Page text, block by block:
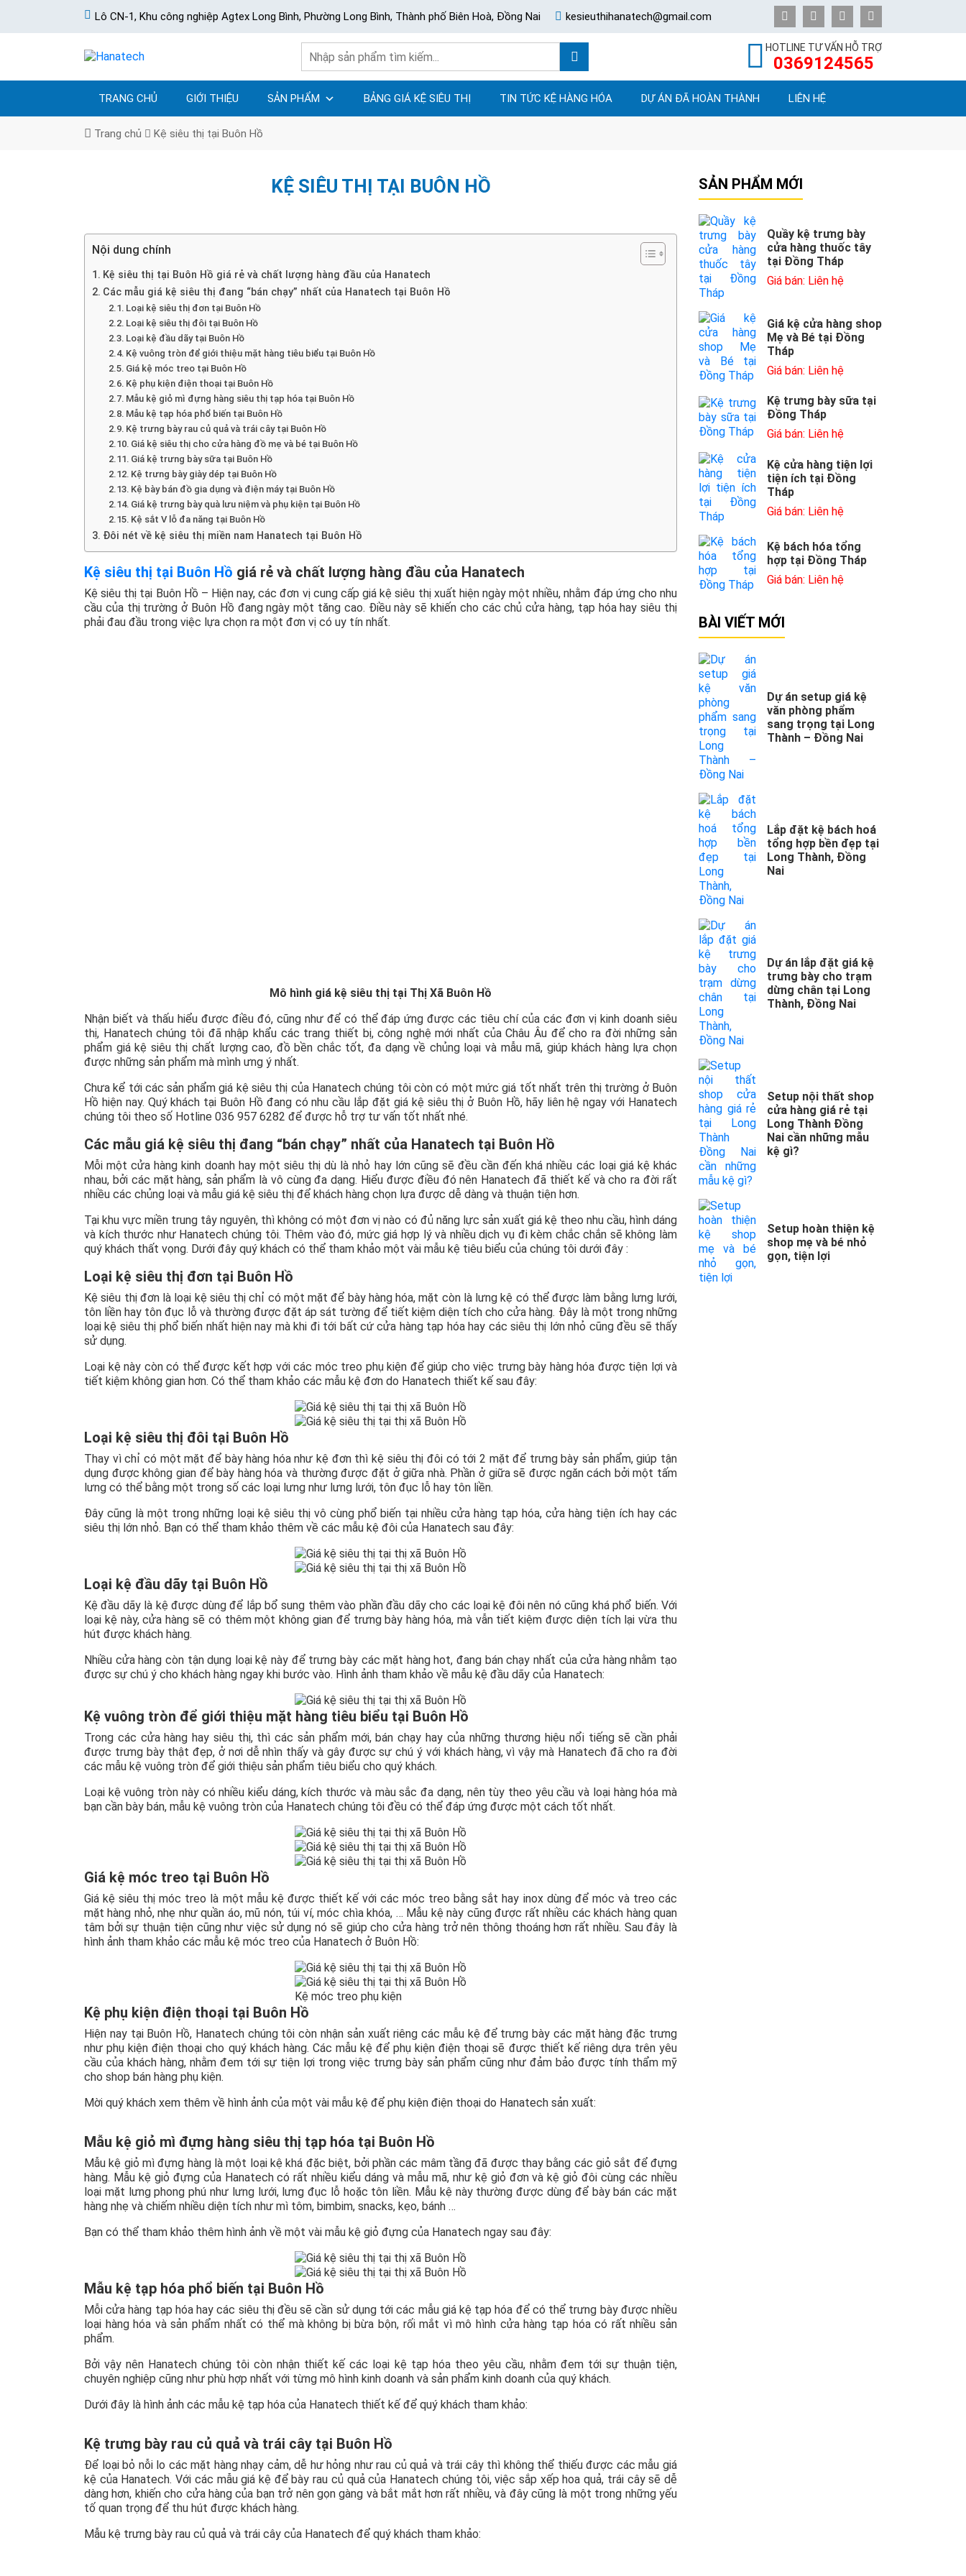
Lô CN-1, Khu công nghiệp Agtex Long Bình, Phường Long Bình, Thành phố Biên Hoà, Đồng Nai kesieuthihanatech@gmail.com
HOTLINE TƯ VẤN HỖ TRỢ
0369124565
TRANG CHỦ GIỚI THIỆU SẢN PHẨM BẢNG GIÁ KỆ SIÊU THỊ TIN TỨC KỆ HÀNG HÓA DỰ ÁN ĐÃ HOÀN THÀNH LIÊN HỆ
Trang chủ Kệ siêu thị tại Buôn Hồ
KỆ SIÊU THỊ TẠI BUÔN HỒ
Nội dung chính
Kệ siêu thị tại Buôn Hồ giá rẻ và chất lượng hàng đầu của Hanatech
Các mẫu giá kệ siêu thị đang “bán chạy” nhất của Hanatech tại Buôn Hồ
Loại kệ siêu thị đơn tại Buôn Hồ
Loại kệ siêu thị đôi tại Buôn Hồ
Loại kệ đầu dãy tại Buôn Hồ
Kệ vuông tròn để giới thiệu mặt hàng tiêu biểu tại Buôn Hồ
Giá kệ móc treo tại Buôn Hồ
Kệ phụ kiện điện thoại tại Buôn Hồ
Mẫu kệ giỏ mì đựng hàng siêu thị tạp hóa tại Buôn Hồ
Mẫu kệ tạp hóa phổ biến tại Buôn Hồ
Kệ trưng bày rau củ quả và trái cây tại Buôn Hồ
Giá kệ siêu thị cho cửa hàng đồ mẹ và bé tại Buôn Hồ
Giá kệ trưng bày sữa tại Buôn Hồ
Kệ trưng bày giày dép tại Buôn Hồ
Kệ bày bán đồ gia dụng và điện máy tại Buôn Hồ
Giá kệ trưng bày quà lưu niệm và phụ kiện tại Buôn Hồ
Kệ sắt V lỗ đa năng tại Buôn Hồ
Đôi nét về kệ siêu thị miền nam Hanatech tại Buôn Hồ
Kệ siêu thị tại Buôn Hồ giá rẻ và chất lượng hàng đầu của Hanatech
Kệ siêu thị tại Buôn Hồ – Hiện nay, các đơn vị cung cấp giá kệ siêu thị xuất hiện ngày một nhiều, nhằm đáp ứng cho nhu
cầu của thị trường ở Buôn Hồ đang ngày một tăng cao. Điều này sẽ khiến cho các chủ cửa hàng, tạp hóa hay siêu thị
phải đau đầu trong việc lựa chọn ra một đơn vị có uy tín nhất.
Mô hình giá kệ siêu thị tại Thị Xã Buôn Hồ
Nhận biết và thấu hiểu được điều đó, cũng như để có thể đáp ứng được các tiêu chí của các đơn vị kinh doanh siêu
thị, Hanatech chúng tôi đã nhập khẩu các trang thiết bị, công nghệ mới nhất của Châu Âu để cho ra đời những sản
phẩm giá kệ siêu thị chất lượng cao, đồ bền chắc tốt, đa dạng về chủng loại và mẫu mã, giúp khách hàng lựa chọn
được những sản phẩm mà mình ưng ý nhất.
Chưa kể tới các sản phẩm giá kệ siêu thị của Hanatech chúng tôi còn có một mức giá tốt nhất trên thị trường ở Buôn
Hồ hiện nay. Quý khách tại Buôn Hồ đang có nhu cầu lắp đặt giá kệ siêu thị ở Buôn Hồ, hãy liên hệ ngay với Hanatech
chúng tôi theo số Hotline 036 957 6282 để được hỗ trợ tư vấn tốt nhất nhé.
Các mẫu giá kệ siêu thị đang “bán chạy” nhất của Hanatech tại Buôn Hồ
Mỗi một cửa hàng kinh doanh hay một siêu thị dù là nhỏ hay lớn cũng sẽ đều cần đến khá nhiều các loại giá kệ khác
nhau, bởi các mặt hàng, sản phẩm là vô cùng đa dạng. Hiểu được điều đó nên Hanatech đã thiết kế và cho ra đời rất
nhiều các chủng loại và mẫu giá kệ siêu thị để khách hàng chọn lựa được dễ dàng và thuận tiện hơn.
Tại khu vực miền trung tây nguyên, thì không có một đơn vị nào có đủ năng lực sản xuất giá kệ theo nhu cầu, hình dáng
và kích thước như Hanatech chúng tôi. Thêm vào đó, mức giá hợp lý và nhiều dịch vụ đi kèm chắc chắn sẽ không làm
quý khách thất vọng. Dưới đây quý khách có thể tham khảo một vài mẫu kệ tiêu biểu của chúng tôi dưới đây :
Loại kệ siêu thị đơn tại Buôn Hồ
Kệ siêu thị đơn là loại kệ siêu thị chỉ có một mặt để bày hàng hóa, mặt còn là lưng kệ có thể được làm bằng lưng lưới,
tôn liền hay tôn đục lỗ và thường được đặt áp sát tường để tiết kiệm diện tích cho cửa hàng. Đây là một trong những
loại kệ siêu thị phổ biến nhất hiện nay mà khi đi tới bất cứ cửa hàng tạp hóa hay các siêu thị lớn nhỏ cũng đều sẽ thấy
sử dụng.
Loại kệ này còn có thể được kết hợp với các móc treo phụ kiện để giúp cho việc trưng bày hàng hóa được tiện lợi và
tiết kiệm không gian hơn. Có thể tham khảo các mẫu kệ đơn do Hanatech thiết kế sau đây:
Loại kệ siêu thị đôi tại Buôn Hồ
Thay vì chỉ có một mặt để bày hàng hóa như kệ đơn thì kệ siêu thị đôi có tới 2 mặt để trưng bày sản phẩm, giúp tận
dụng được không gian để bày hàng hóa và thường được đặt ở giữa nhà. Phần ở giữa sẽ được ngăn cách bởi một tấm
lưng có thể bằng một trong số các loại lưng như lưng lưới, tôn đục lỗ hay tôn liền.
Đây cũng là một trong những loại kệ siêu thị vô cùng phổ biến tại nhiều cửa hàng tạp hóa, cửa hàng tiện ích hay các
siêu thị lớn nhỏ. Bạn có thể tham khảo thêm về các mẫu kệ đôi của Hanatech sau đây:
Loại kệ đầu dãy tại Buôn Hồ
Kệ đầu dãy là kệ được dùng để lắp bổ sung thêm vào phần đầu dãy cho các loại kệ đôi nên nó cũng khá phổ biến. Với
loại kệ này, cửa hàng sẽ có thêm một không gian để trưng bày hàng hóa, mà vẫn tiết kiệm được diện tích lại vừa thu
hút được khách hàng.
Nhiều cửa hàng còn tận dụng loại kệ này để trưng bày các mặt hàng hot, đang bán chạy nhất của cửa hàng nhằm tạo
được sự chú ý cho khách hàng ngay khi bước vào. Hình ảnh tham khảo về mẫu kệ đầu dãy của Hanatech:
Kệ vuông tròn để giới thiệu mặt hàng tiêu biểu tại Buôn Hồ
Trong các cửa hàng hay siêu thị, thì các sản phẩm mới, bán chạy hay của những thương hiệu nổi tiếng sẽ cần phải
được trưng bày thật đẹp, ở nơi dễ nhìn thấy và gây được sự chú ý với khách hàng, vì vậy mà Hanatech đã cho ra đời
các mẫu kệ vuông tròn để giới thiệu sản phẩm tiêu biểu cho quý khách.
Loại kệ vuông tròn này có nhiều kiểu dáng, kích thước và màu sắc đa dạng, nên tùy theo yêu cầu và loại hàng hóa mà
bạn cần bày bán, mẫu kệ vuông tròn của Hanatech chúng tôi đều có thể đáp ứng được một cách tốt nhất.
Giá kệ móc treo tại Buôn Hồ
Giá kệ siêu thị móc treo là một mẫu kệ được thiết kế với các móc treo bằng sắt hay inox dùng để móc và treo các
mặt hàng nhỏ, nhẹ như quần áo, mũ nón, túi ví, móc chìa khóa, … Mẫu kệ này cũng được rất nhiều các khách hàng quan
tâm bởi sự thuận tiện cũng như việc sử dụng nó sẽ giúp cho cửa hàng trở nên thông thoáng hơn rất nhiều. Sau đây là
hình ảnh tham khảo các mẫu kệ móc treo của Hanatech ở Buôn Hồ:
Kệ móc treo phụ kiện
Kệ phụ kiện điện thoại tại Buôn Hồ
Hiện nay tại Buôn Hồ, Hanatech chúng tôi còn nhận sản xuất riêng các mẫu kệ để trưng bày các mặt hàng đặc trưng
như phụ kiện điện thoại cho quý khách hàng. Các mẫu kệ để phụ kiện điện thoại sẽ được thiết kế riêng dựa trên yêu
cầu của khách hàng, nhằm đem tới sự tiện lợi trong việc trưng bày sản phẩm cũng như đảm bảo được tính thẩm mỹ
cho shop bán hàng phụ kiện.
Mời quý khách xem thêm về hình ảnh của một vài mẫu kệ để phụ kiện điện thoại do Hanatech sản xuất:
Mẫu kệ giỏ mì đựng hàng siêu thị tạp hóa tại Buôn Hồ
Mẫu kệ giỏ mì đựng hàng là một loại kệ khá đặc biệt, bởi phần các mâm tầng đã được thay bằng các giỏ sắt để đựng
hàng. Mẫu kệ giỏ đựng của Hanatech có rất nhiều kiểu dáng và mẫu mã, như kệ giỏ đơn và kệ giỏ đôi cùng các nhiều
loại mặt lưng phong phú như lưng lưới, lưng đục lỗ hoặc tôn liền. Mẫu kệ này thường được dùng để bày bán các mặt
hàng nhẹ và chiếm nhiều diện tích như mì tôm, bimbim, snacks, kẹo, bánh …
Bạn có thể tham khảo thêm hình ảnh về một vài mẫu kệ giỏ đựng của Hanatech ngay sau đây:
Mẫu kệ tạp hóa phổ biến tại Buôn Hồ
Mỗi cửa hàng tạp hóa hay các siêu thị đều sẽ cần sử dụng tới các mẫu giá kệ tạp hóa để có thể trưng bày được nhiều
loại hàng hóa và sản phẩm nhất có thể mà không bị bừa bộn, rối mắt vì mô hình cửa hàng tạp hóa có rất nhiều sản
phẩm.
Bởi vậy nên Hanatech chúng tôi còn nhận thiết kế các loại kệ tạp hóa theo yêu cầu, nhằm đem tới sự thuận tiện,
chuyên nghiệp cũng như phù hợp nhất với từng mô hình kinh doanh và sản phẩm kinh doanh của quý khách.
Dưới đây là hình ảnh các mẫu kệ tạp hóa của Hanatech thiết kế để quý khách tham khảo:
Kệ trưng bày rau củ quả và trái cây tại Buôn Hồ
Để loại bỏ nỗi lo các mặt hàng nhạy cảm, dễ hư hỏng như rau củ quả và trái cây thì không thể thiếu được các mẫu giá
kệ của Hanatech. Với các mẫu giá kệ để bày rau củ quả của Hanatech chúng tôi, việc sắp xếp hoa quả, trái cây sẽ dễ
dàng hơn, khiến cho cửa hàng của bạn trở nên gọn gàng và bắt mắt hơn rất nhiều, và đây cũng là một trong những yếu
tố quan trọng để thu hút được khách hàng.
Mẫu kệ trưng bày rau củ quả và trái cây của Hanatech để quý khách tham khảo:
SẢN PHẨM MỚI
Quầy kệ trưng bày
cửa hàng thuốc tây
tại Đồng Tháp
Giá bán: Liên hệ
Giá kệ cửa hàng shop
Mẹ và Bé tại Đồng
Tháp
Giá bán: Liên hệ
Kệ trưng bày sữa tại
Đồng Tháp
Giá bán: Liên hệ
Kệ cửa hàng tiện lợi
tiện ích tại Đồng
Tháp
Giá bán: Liên hệ
Kệ bách hóa tổng
hợp tại Đồng Tháp
Giá bán: Liên hệ
BÀI VIẾT MỚI
Dự án setup giá kệ
văn phòng phẩm
sang trọng tại Long
Thành – Đồng Nai
Lắp đặt kệ bách hoá
tổng hợp bền đẹp tại
Long Thành, Đồng
Nai
Dự án lắp đặt giá kệ
trưng bày cho trạm
dừng chân tại Long
Thành, Đồng Nai
Setup nội thất shop
cửa hàng giá rẻ tại
Long Thành Đồng
Nai cần những mẫu
kệ gì?
Setup hoàn thiện kệ
shop mẹ và bé nhỏ
gọn, tiện lợi